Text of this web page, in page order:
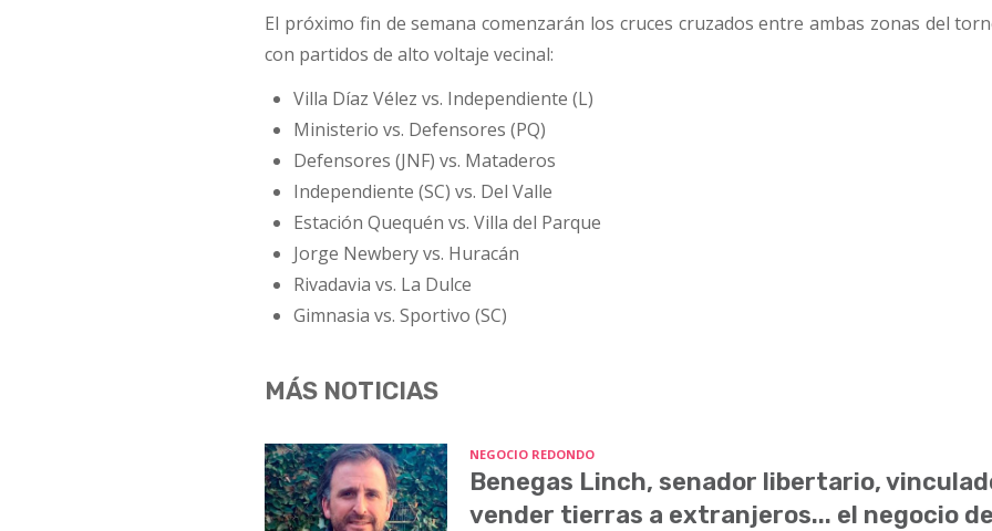
El próximo fin de semana comenzarán los cruces cruzados entre ambas zonas del
con partidos de alto voltaje vecinal:
Villa Díaz Vélez vs. Independiente (L)
Ministerio vs. Defensores (PQ)
Defensores (JNF) vs. Mataderos
Independiente (SC) vs. Del Valle
Estación Quequén vs. Villa del Parque
Jorge Newbery vs. Huracán
Rivadavia vs. La Dulce
Gimnasia vs. Sportivo (SC)
MÁS NOTICIAS
NEGOCIO REDONDO
Benegas Linch, senador libertario,
vender tierras a extranjeros... el negocio